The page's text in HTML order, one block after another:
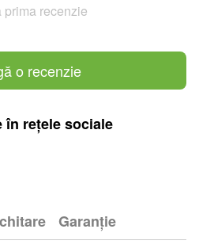
prima recenzie
o recenzie
rețele sociale
Garanție